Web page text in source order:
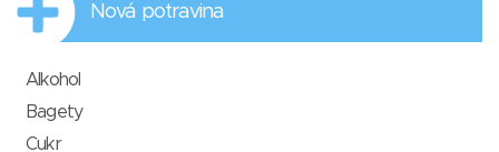
Nová potravina
Alkohol
Bagety
Cukr